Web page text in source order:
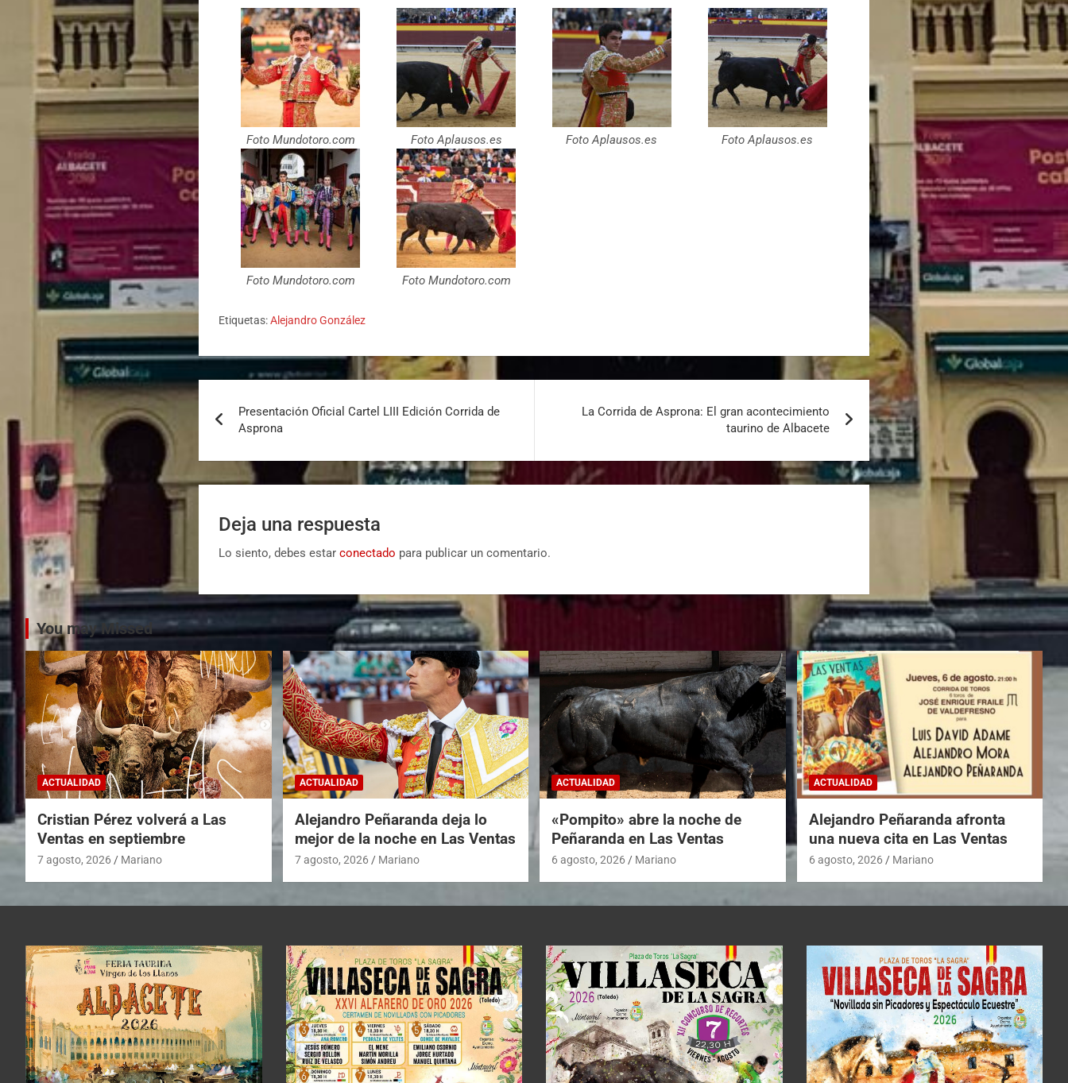
Foto Mundotoro.com Foto Aplausos.es Foto Aplausos.es Foto Aplausos.es
Foto Mundotoro.com Foto Mundotoro.com
Etiquetas: Alejandro González
Presentación Oficial Cartel LIII Edición Corrida de
Asprona
La Corrida de Asprona: El gran acontecimiento
taurino de Albacete
Deja una respuesta
Lo siento, debes estarconectado para publicar un comentario.
You may Missed
ACTUALIDAD
Cristian Pérez volverá a Las
Ventas en septiembre
7 agosto, 2026 Mariano
ACTUALIDAD
Alejandro Peñaranda deja lo
mejor de la noche en Las Ventas
7 agosto, 2026 Mariano
ACTUALIDAD
«Pompito» abre la noche de
Peñaranda en Las Ventas
6 agosto, 2026 Mariano
ACTUALIDAD
Alejandro Peñaranda afronta
una nueva cita en Las Ventas
6 agosto, 2026 Mariano